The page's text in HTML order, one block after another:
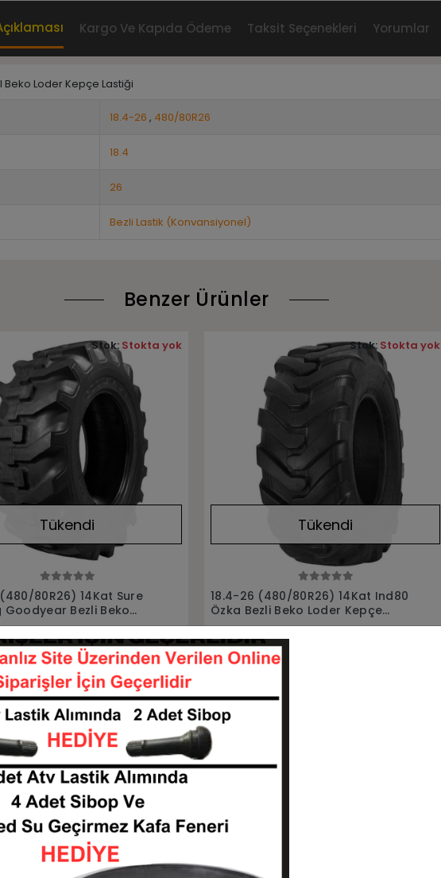
Kargo Ve Kapıda Ödeme Taksit Seçenekleri Yorumlar
Beko Loder Kepçe Lastiği
18.4-26 , 480/80R26
18.4
26
Bezli Lastik (Konvansiyonel)
Benzer Ürünler
Stokta Yok
Tükendi
80R26) 14Kat Ind80
Beko Loder Kepçe
18426-4808026-6516
Stok: Stokta yok
Stokta Yok
Stokta Yok
Tükendi
18.4-26 (480/80R26) 12Kat AL 533
Alliance Bezli Beko Loder Kepçe
Lastiği
Stok: Stokta yok